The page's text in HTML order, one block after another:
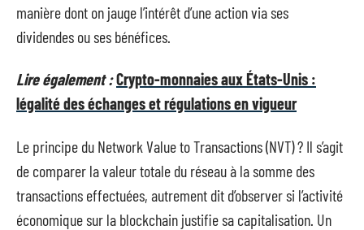
manière dont on jauge l’intérêt d’une action via ses
dividendes ou ses bénéfices.
Lire également :Crypto-monnaies aux États-Unis :
légalité des échanges et régulations en vigueur
Le principe du Network Value to Transactions (NVT) ? Il s’agit
de comparer la valeur totale du réseau à la somme des
transactions effectuées, autrement dit d’observer si l’activité
économique sur la blockchain justifie sa capitalisation. Un